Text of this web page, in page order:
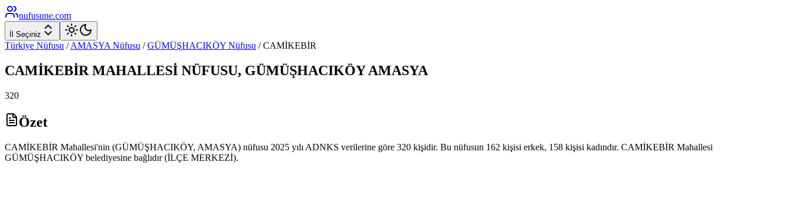
nufusune.com
İl Seçiniz
Türkiye Nüfusu / AMASYA Nüfusu / GÜMÜŞHACIKÖY Nüfusu /CAMİKEBİR
CAMİKEBİR MAHALLESİ NÜFUSU, GÜMÜŞHACIKÖY AMASYA
320
Özet
CAMİKEBİR Mahallesi'nin (GÜMÜŞHACIKÖY, AMASYA) nüfusu 2025 yılı ADNKS verilerine göre 320 kişidir. Bu nüfusun 162 kişisi erkek, 158 kişisi kadındır. CAMİKEBİR Mahallesi
GÜMÜŞHACIKÖY belediyesine bağlıdır (İLÇE MERKEZİ).